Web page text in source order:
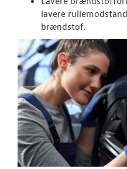
lavere
brændstof.